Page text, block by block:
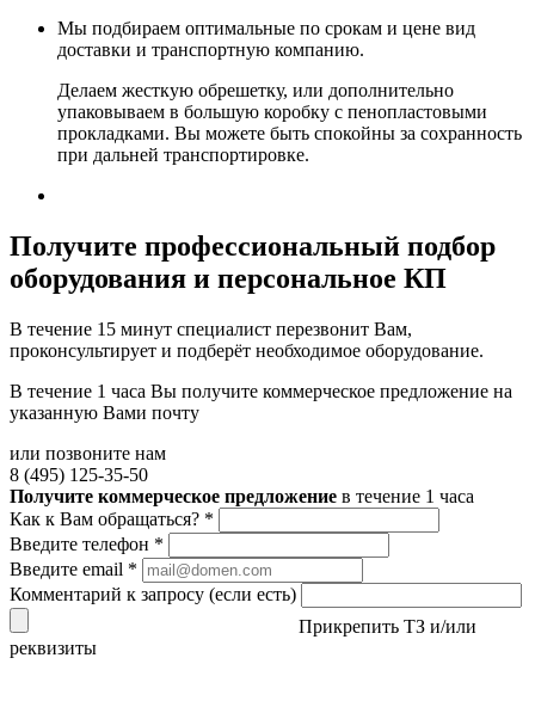
Мы подбираем оптимальные по срокам и цене вид
доставки и транспортную компанию.
Делаем жесткую обрешетку, или дополнительно
упаковываем в большую коробку с пенопластовыми
прокладками. Вы можете быть спокойны за сохранность
при дальней транспортировке.
Получите профессиональный подбор
оборудования и персональное КП
В течение 15 минут специалист перезвонит Вам,
проконсультирует и подберёт необходимое оборудование.
В течение 1 часа Вы получите коммерческое предложение на
указанную Вами почту
или позвоните нам
8 (495) 125-35-50
Получите коммерческое предложение в течение 1 часа
Как к Вам обращаться? *
Введите телефон *
Введите email *
Комментарий к запросу (если есть)
Прикрепить ТЗ и/или
реквизиты